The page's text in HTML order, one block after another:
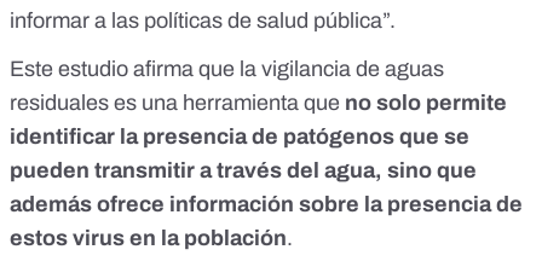
informar a las políticas de salud pública”.
Este estudio afirma que la vigilancia de aguas
residuales es una herramienta que no solo permite
identificar la presencia de patógenos que se
pueden transmitir a través del agua, sino que
además ofrece información sobre la presencia de
estos virus en la población.